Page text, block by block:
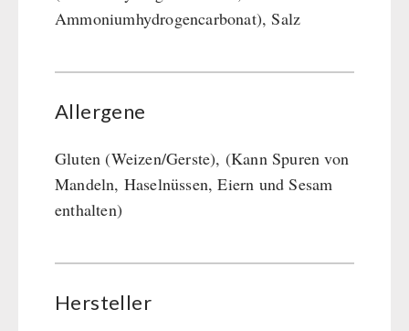
Ammoniumhydrogencarbonat), Salz
Allergene
Gluten (Weizen/Gerste), (Kann Spuren von
Mandeln, Haselnüssen, Eiern und Sesam
enthalten)
Hersteller